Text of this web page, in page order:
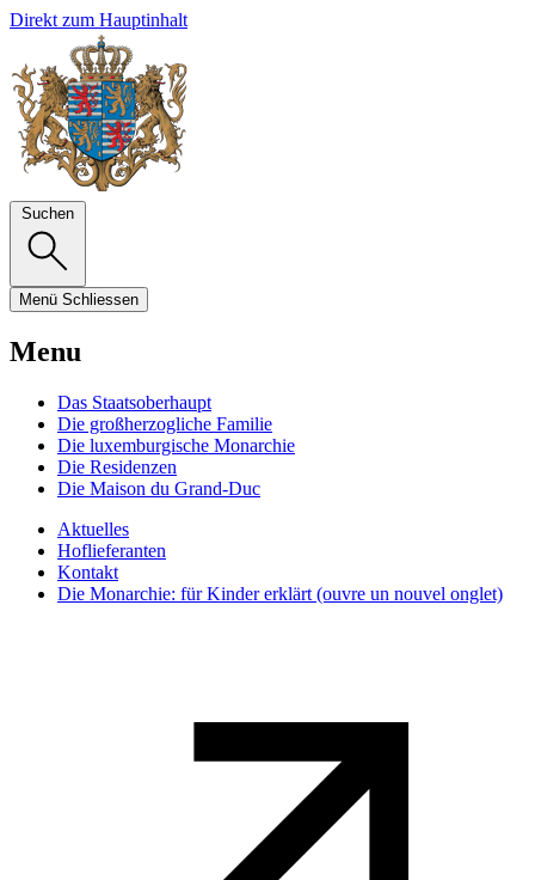
Direkt zum Hauptinhalt
Suchen
Menü Schliessen
Menu
Das Staatsoberhaupt
Die großherzogliche Familie
Die luxemburgische Monarchie
Die Residenzen
Die Maison du Grand-Duc
Aktuelles
Hoflieferanten
Kontakt
Die Monarchie: für Kinder erklärt (ouvre un nouvel onglet)